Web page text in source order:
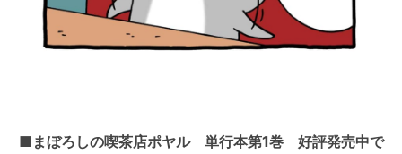
■ まぼろしの喫茶店ポヤル 単行本第1巻 好評発売中で